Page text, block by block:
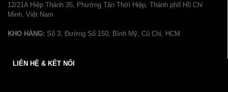
12/21A Hiệp Thành 35, Phường Tân Thới Hiệp, Thành phố Hồ Chí
Minh, Việt Nam
KHO HÀNG: Số 3, Đường Số 150, Bình Mỹ, Củ Chi, HCM
LIÊN HỆ & KẾT NỐI